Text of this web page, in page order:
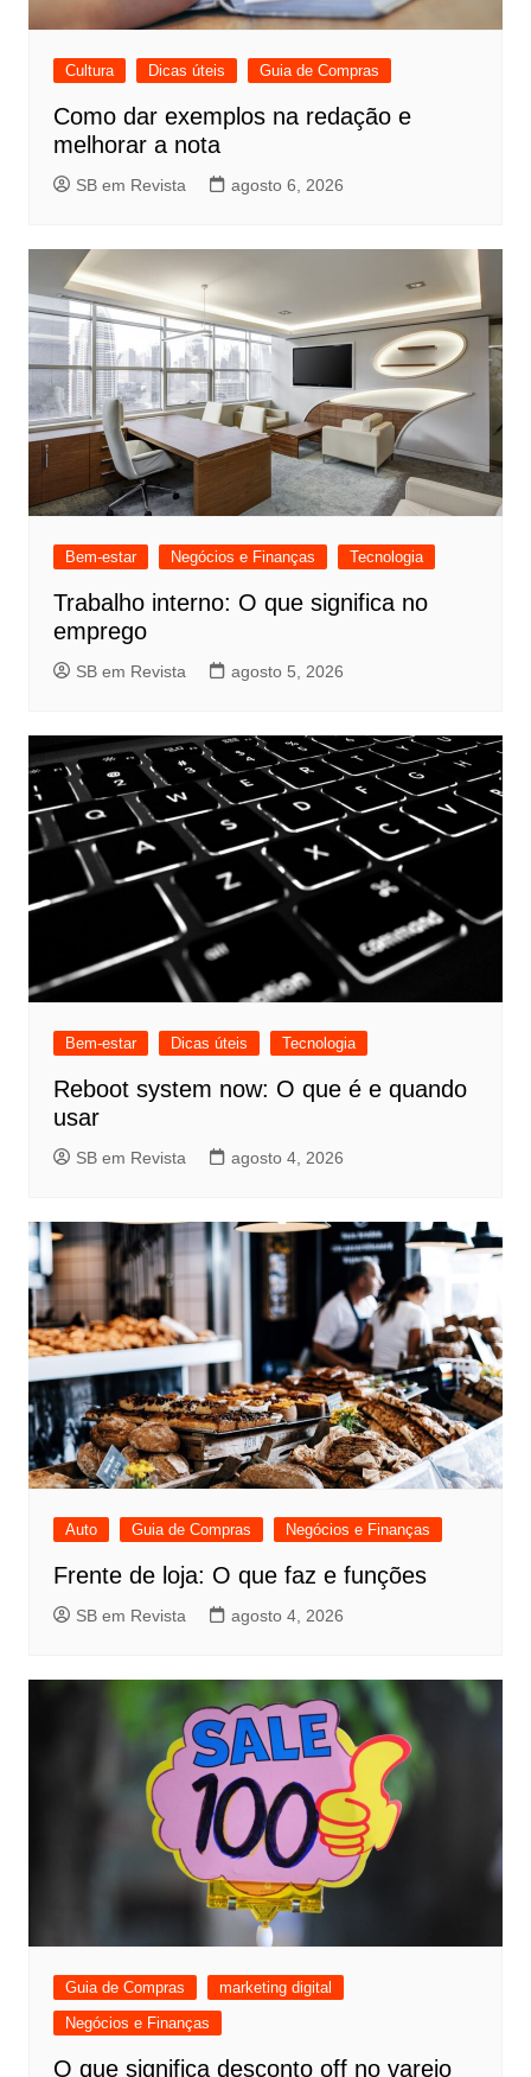
Cultura Dicas úteis Guia de Compras
Como dar exemplos na redação e
melhorar a nota
SB em Revista agosto 6, 2026
Bem-estar Negócios e Finanças Tecnologia
Trabalho interno: O que significa no
emprego
SB em Revista agosto 5, 2026
Bem-estar Dicas úteis Tecnologia
Reboot system now: O que é e quando
usar
SB em Revista agosto 4, 2026
Auto Guia de Compras Negócios e Finanças
Frente de loja: O que faz e funções
SB em Revista agosto 4, 2026
Guia de Compras
marketing digital
Negócios e Finanças
O que significa desconto off no varejo